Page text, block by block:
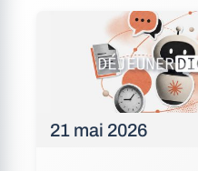
21 mai 2026